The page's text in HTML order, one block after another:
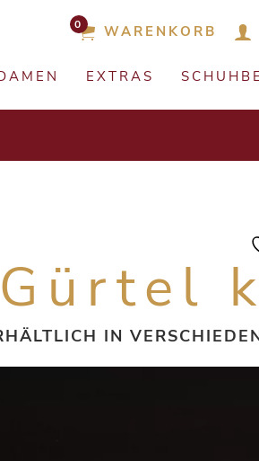
0 WARENKORB
EXTRAS
Gürtel
IN